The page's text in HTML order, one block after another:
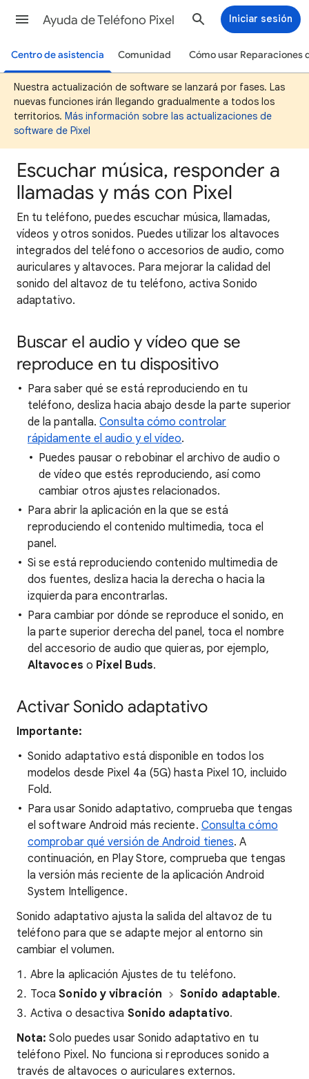
Ayuda de Teléfono Pixel Iniciar sesión
Centro de asistencia Comunidad Cómo usar Reparaciones
Nuestra actualización de software se lanzará por fases. Las
nuevas funciones irán llegando gradualmente a todos los
territorios. Más información sobre las actualizaciones de
software de Pixel
Escuchar música, responder a
llamadas y más con Pixel
En tu teléfono, puedes escuchar música, llamadas,
vídeos y otros sonidos. Puedes utilizar los altavoces
integrados del teléfono o accesorios de audio, como
auriculares y altavoces. Para mejorar la calidad del
sonido del altavoz de tu teléfono, activa Sonido
adaptativo.
Buscar el audio y vídeo que se
reproduce en tu dispositivo
Para saber qué se está reproduciendo en tu
teléfono, desliza hacia abajo desde la parte superior
de la pantalla.Consulta cómo controlar
rápidamente el audio y el vídeo.
Puedes pausar o rebobinar el archivo de audio o
de vídeo que estés reproduciendo, así como
cambiar otros ajustes relacionados.
Para abrir la aplicación en la que se está
reproduciendo el contenido multimedia, toca el
panel.
Si se está reproduciendo contenido multimedia de
dos fuentes, desliza hacia la derecha o hacia la
izquierda para encontrarlas.
Para cambiar por dónde se reproduce el sonido, en
la parte superior derecha del panel, toca el nombre
del accesorio de audio que quieras, por ejemplo,
Altavoces o Pixel Buds.
Activar Sonido adaptativo
Importante:
Sonido adaptativo está disponible en todos los
modelos desde Pixel 4a (5G) hasta Pixel 10, incluido
Fold.
Para usar Sonido adaptativo, comprueba que tengas
el software Android más reciente. Consulta cómo
comprobar qué versión de Android tienes. A
continuación, en Play Store, comprueba que tengas
la versión más reciente de la aplicación Android
System Intelligence.
Sonido adaptativo ajusta la salida del altavoz de tu
teléfono para que se adapte mejor al entorno sin
cambiar el volumen.
Abre la aplicación Ajustes de tu teléfono.
TocaSonido y vibración Sonido adaptable.
Activa o desactiva Sonido adaptativo.
Nota: Solo puedes usar Sonido adaptativo en tu
teléfono Pixel. No funciona si reproduces sonido a
través de altavoces o auriculares externos.